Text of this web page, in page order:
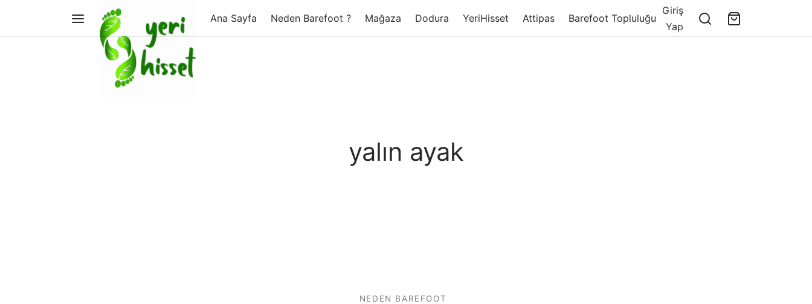
Ana Sayfa Neden Barefoot ? Mağaza Dodura YeriHisset Attipas Barefoot Topluluğu
Giriş
Yap
yalın ayak
NEDEN BAREFOOT